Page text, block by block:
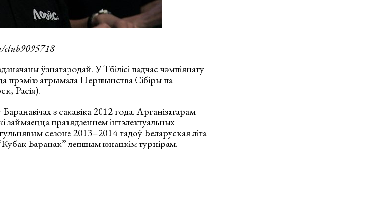
club9095718
ўзнагародай. У Тбілісі падчас чэмпіянату
прэмію атрымала Першынства Сібіры па
Расія).
з сакавіка 2012 года. Арганізатарам
займаецца правядзеннем інтэлектуальных
сезоне 2013–2014 гадоў Беларуская ліга
Баранак” лепшым юнацкім турнірам.